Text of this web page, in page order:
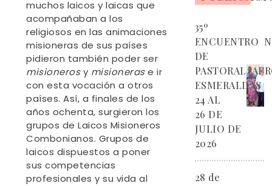
muchos laicos y laicas que
acompañaban a los
religiosos en las animaciones
misioneras de sus países
pidieron también poder ser
misionerosy misionerase ir
con esta vocación a otros
países. Así, a finales de los
años ochenta, surgieron los
grupos de Laicos Misioneros
Combonianos. Grupos de
laicos dispuestos a poner
sus competencias
profesionales y su vida al
35º
ENCUENTRO
DE
PASTORAL
ESMERALDAS
24 AL
26 DE
JULIO DE
2026
28 de